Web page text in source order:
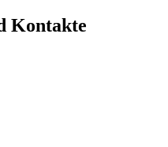
Kontakte